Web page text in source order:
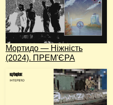
Мортидо — Ніжність
(2024). ПРЕМ'ЄРА